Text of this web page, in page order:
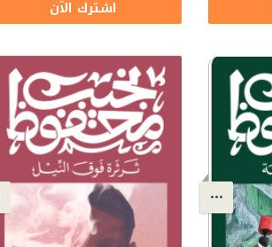
اشترك الآن